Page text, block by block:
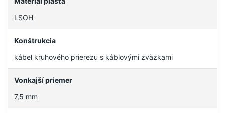
LSOH
Konštrukcia
kábel kruhového prierezu s káblovými zväzkami
Vonkajší priemer
7,5 mm